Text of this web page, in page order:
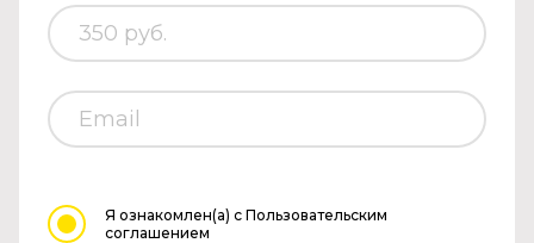
Я ознакомлен(а) с Пользовательским
соглашением